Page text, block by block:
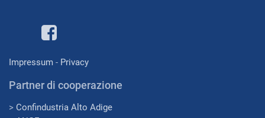
Impressum - Privacy
Partner di cooperazione
> Confindustria Alto Adige